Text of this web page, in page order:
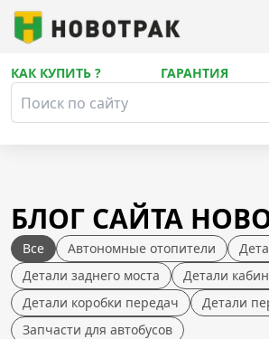
КАК КУПИТЬ ? ГАРАНТИЯ
БЛОГ САЙТА
Все Автономные отопители
Детали заднего моста
Детали
Детали коробки передач
Детали
Запчасти для автобусов